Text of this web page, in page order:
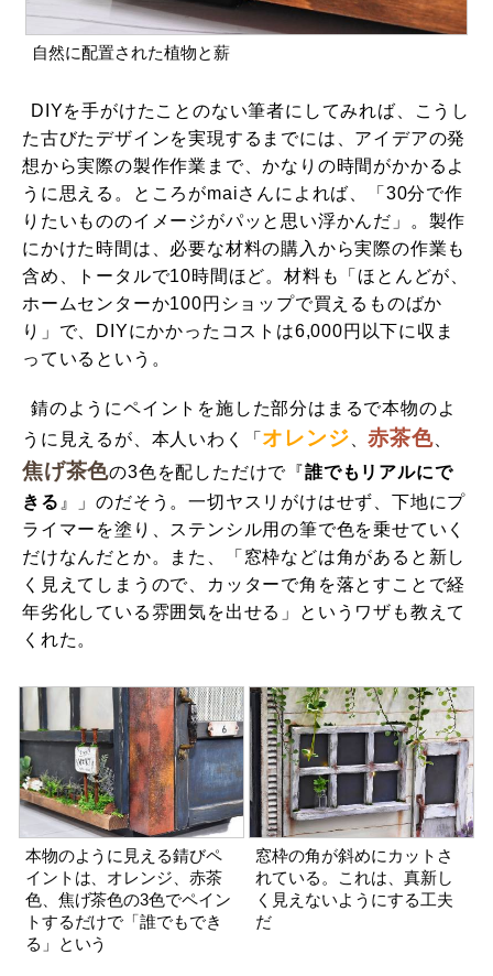
自然に配置された植物と薪
DIYを手がけたことのない筆者にしてみれば、こうし
た古びたデザインを実現するまでには、アイデアの発
想から実際の製作作業まで、かなりの時間がかかるよ
うに思える。ところがmaiさんによれば、「30分で作
りたいもののイメージがパッと思い浮かんだ」。製作
にかけた時間は、必要な材料の購入から実際の作業も
含め、トータルで10時間ほど。材料も「ほとんどが、
ホームセンターか100円ショップで買えるものばか
り」で、DIYにかかったコストは6,000円以下に収ま
っているという。
錆のようにペイントを施した部分はまるで本物のよ
うに見えるが、本人いわく「 オレンジ 、赤茶色、
焦げ茶色の3色を配しただけで『誰でもリアルにで
きる 』」のだそう。一切ヤスリがけはせず、下地にプ
ライマーを塗り、ステンシル用の筆で色を乗せていく
だけなんだとか。また、「窓枠などは角があると新し
く見えてしまうので、カッターで角を落とすことで経
年劣化している雰囲気を出せる」というワザも教えて
くれた。
本物のように見える錆びペ
イントは、オレンジ、赤茶
色、焦げ茶色の3色でペイン
トするだけで「誰でもでき
る」という
窓枠の角が斜めにカットさ
れている。これは、真新し
く見えないようにする工夫
だ